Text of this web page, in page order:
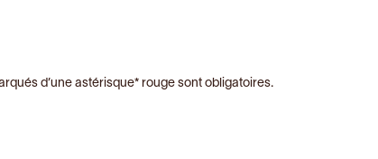
d’une astérisque* rouge sont obligatoires.